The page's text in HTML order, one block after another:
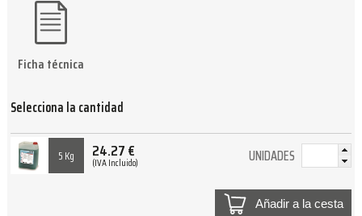
Selecciona la cantidad
5 Kg 24.27€
(IVA Incluido) UNIDADES
Añadir a la cesta
Ficha técnica